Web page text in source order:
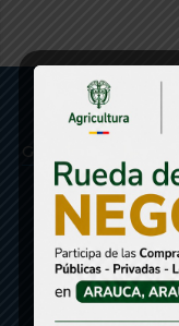
Gobernación de